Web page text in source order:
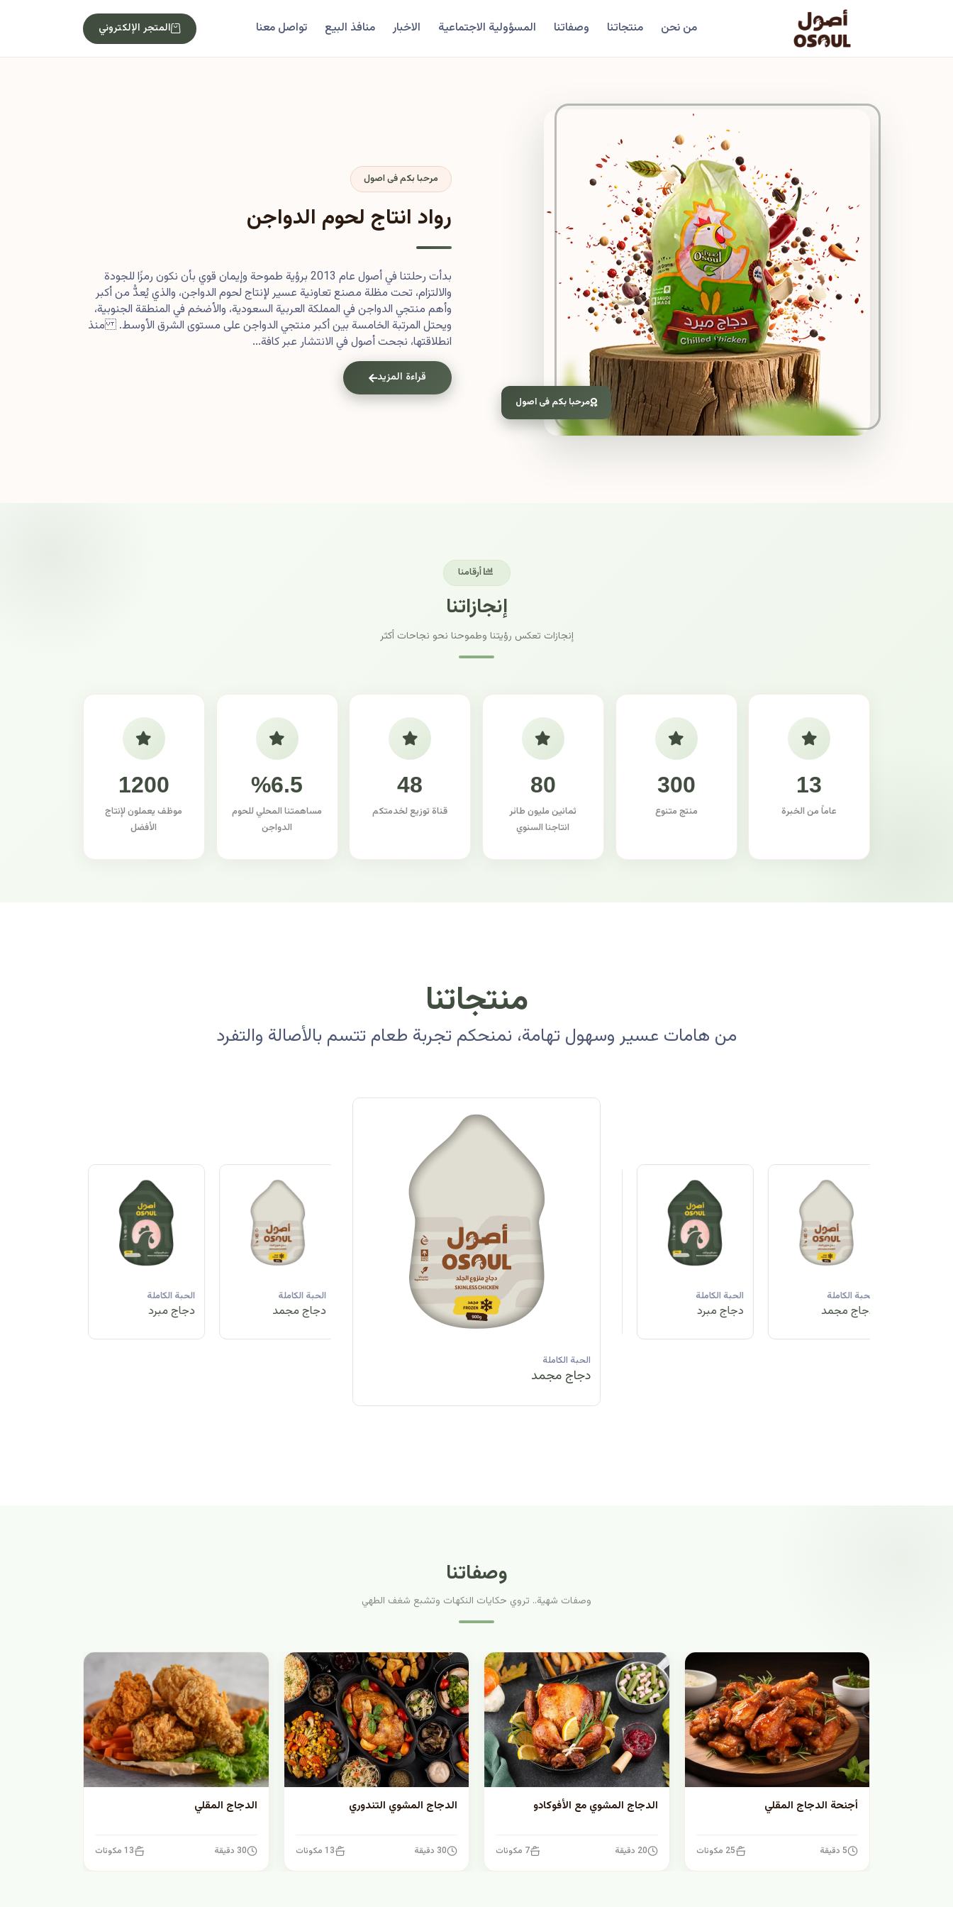
من نحن منتجاتنا وصفاتنا المسؤولية الاجتماعية الاخبار منافذ البيع تواصل معنا المتجر الإلكتروني
مرحبا بكم فى اصول
مرحبا بكم فى اصول
رواد انتاج لحوم الدواجن
بدأت رحلتنا في أصول عام 2013 برؤية طموحة وإيمان قوي بأن نكون رمزًا للجودة
والالتزام، تحت مظلة مصنع تعاونية عسير لإنتاج لحوم الدواجن، والذي يُعدُّ من أكبر
وأهم منتجي الدواجن في المملكة العربية السعودية، والأضخم في المنطقة الجنوبية،
ويحتل المرتبة الخامسة بين أكبر منتجي الدواجن على مستوى الشرق الأوسط. منذ
انطلاقتها، نجحت أصول في الانتشار عبر كافة...
قراءة المزيد
أرقامنا
إنجازاتنا
إنجازات تعكس رؤيتنا وطموحنا نحو نجاحات أكثر
13
عاماً من الخبرة
300
منتج متنوع
80
ثمانين مليون طائر
انتاجنا السنوي
48
قناة توزيع لخدمتكم
%6.5
مساهمتنا المحلي للحوم
الدواجن
1200
موظف يعملون لإنتاج
الأفضل
منتجاتنا
من هامات عسير وسهول تهامة، نمنحكم تجربة طعام تتسم بالأصالة والتفرد
الحبة الكاملة
دجاج مبرد
الحبة الكاملة
دجاج مجمد
الحبة الكاملة
دجاج مبرد
الحبة الكاملة
دجاج مجمد
الحبة الكاملة الحبة الكاملة
دجاج مجمد
الحبة الكاملة
دجاج مبرد
الحبة الكاملة
دجاج مجمد
وصفاتنا
وصفات شهية.. تروي حكايات النكهات وتشبع شغف الطهي
أجنحة الدجاج المقلي
5 دقيقة 25 مكونات
الدجاج المشوي مع الأفوكادو
20 دقيقة 7 مكونات
الدجاج المشوي التندوري
30 دقيقة 13 مكونات
الدجاج المقلي
30 دقيقة 13 مكونات